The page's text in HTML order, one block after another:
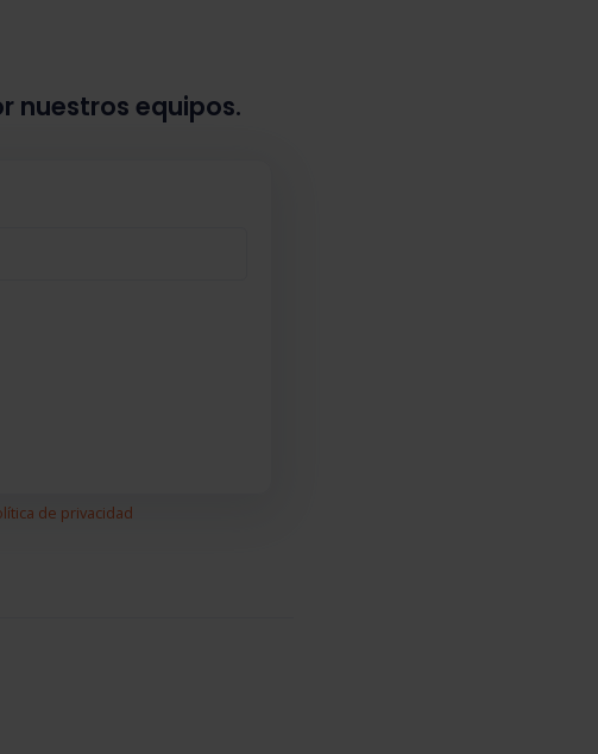
nuestros equipos.
de privacidad